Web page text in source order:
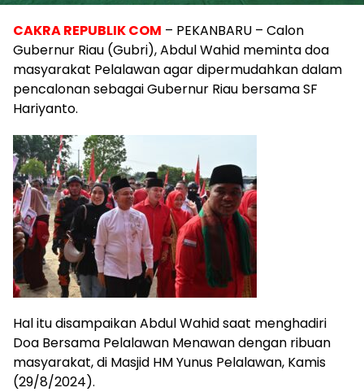
CAKRA REPUBLIK COM – PEKANBARU – Calon
Gubernur Riau (Gubri), Abdul Wahid meminta doa
masyarakat Pelalawan agar dipermudahkan dalam
pencalonan sebagai Gubernur Riau bersama SF
Hariyanto.
Hal itu disampaikan Abdul Wahid saat menghadiri
Doa Bersama Pelalawan Menawan dengan ribuan
masyarakat, di Masjid HM Yunus Pelalawan, Kamis
(29/8/2024).